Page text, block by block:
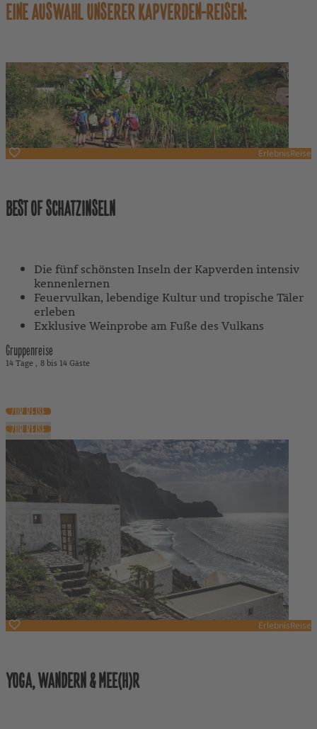
EINE AUSWAHL UNSERER KAPVERDEN-REISEN:
ErlebnisReise
BEST OF SCHATZINSELN
Die fünf schönsten Inseln der Kapverden intensiv
kennenlernen
Feuervulkan, lebendige Kultur und tropische Täler
erleben
Exklusive Weinprobe am Fuße des Vulkans
Gruppenreise
14 Tage 8 bis 14 Gäste
ZUR REISE
ZUR REISE
ErlebnisReise
YOGA, WANDERN & MEE(H)R